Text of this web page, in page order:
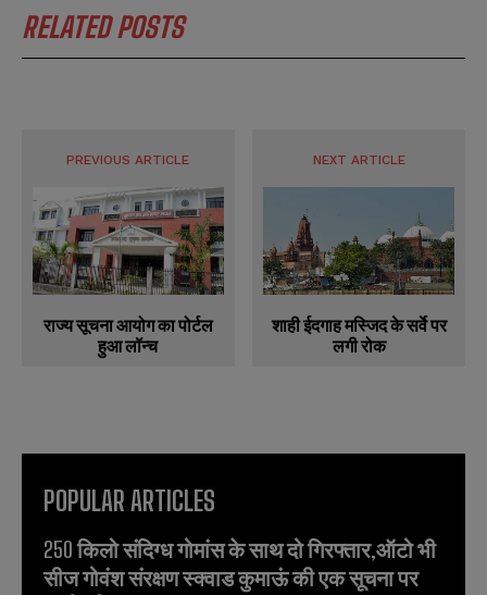
i
l
*
N
m
i
l
*
N
m
RELATED POSTS
PREVIOUS ARTICLE
राज्य सूचना आयोग का पोर्टल
हुआ लॉन्च
NEXT ARTICLE
शाही ईदगाह मस्जिद के सर्वे पर
लगी रोक
POPULAR ARTICLES
250 किलो संदिग्ध गोमांस के साथ दो गिरफ्तार,ऑटो भी
सीज गोवंश संरक्षण स्क्वाड कुमाऊं की एक सूचना पर